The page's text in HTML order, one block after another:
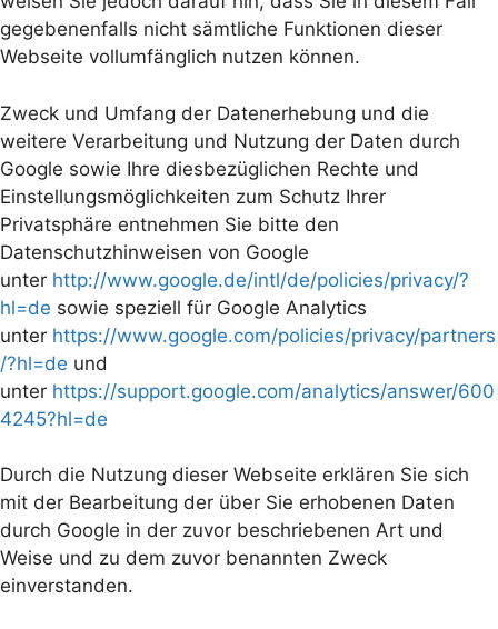
gegebenenfalls nicht sämtliche Funktionen dieser
Webseite vollumfänglich nutzen können.
Zweck und Umfang der Datenerhebung und die
weitere Verarbeitung und Nutzung der Daten durch
Google sowie Ihre diesbezüglichen Rechte und
Einstellungsmöglichkeiten zum Schutz Ihrer
Privatsphäre entnehmen Sie bitte den
Datenschutzhinweisen von Google
unter http://www.google.de/intl/de/policies/privacy/?
hl=de sowie speziell für Google Analytics
unter https://www.google.com/policies/privacy/partners
/?hl=de und
unter https://support.google.com/analytics/answer/600
4245?hl=de
Durch die Nutzung dieser Webseite erklären Sie sich
mit der Bearbeitung der über Sie erhobenen Daten
durch Google in der zuvor beschriebenen Art und
Weise und zu dem zuvor benannten Zweck
einverstanden.